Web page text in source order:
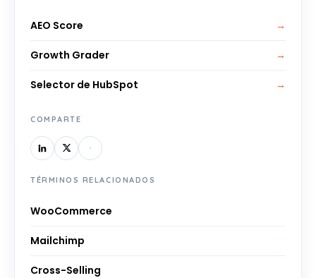
AEO Score →
Growth Grader →
Selector de HubSpot →
COMPARTE
TÉRMINOS RELACIONADOS
WooCommerce
Mailchimp
Cross-Selling